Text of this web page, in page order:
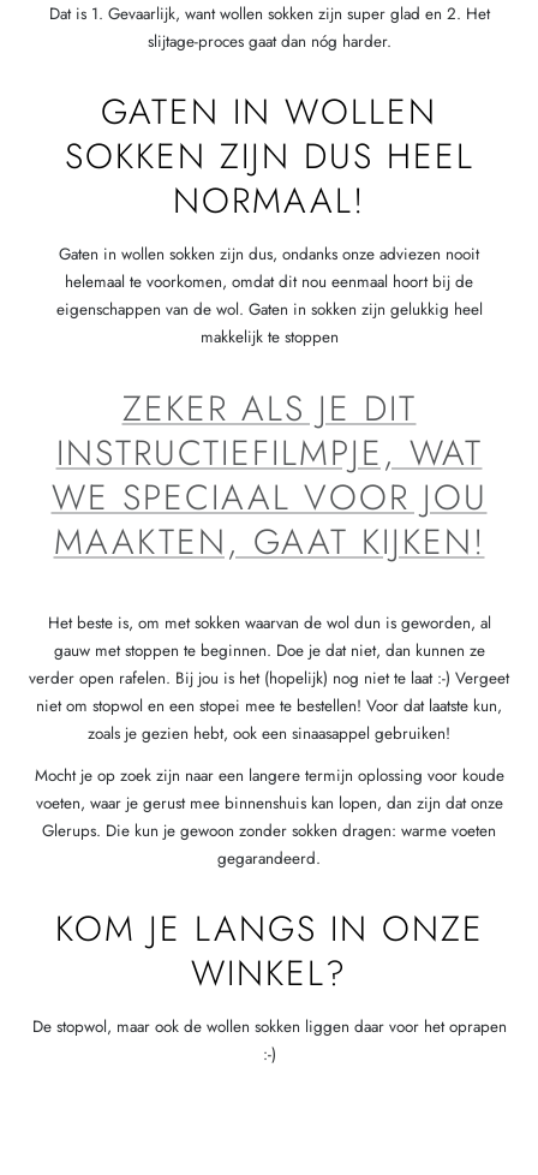
Dat is 1. Gevaarlijk, want wollen sokken zijn super glad en 2. Het
slijtage-proces gaat dan nóg harder.
GATEN IN WOLLEN
SOKKEN ZIJN DUS HEEL
NORMAAL!
Gaten in wollen sokken zijn dus, ondanks onze adviezen nooit
helemaal te voorkomen, omdat dit nou eenmaal hoort bij de
eigenschappen van de wol. Gaten in sokken zijn gelukkig heel
makkelijk te stoppen
ZEKER ALS JE DIT
INSTRUCTIEFILMPJE, WAT
WE SPECIAAL VOOR JOU
MAAKTEN, GAAT KIJKEN!
Het beste is, om met sokken waarvan de wol dun is geworden, al
gauw met stoppen te beginnen. Doe je dat niet, dan kunnen ze
verder open rafelen. Bij jou is het (hopelijk) nog niet te laat :-) Vergeet
niet om stopwol en een stopei mee te bestellen! Voor dat laatste kun,
zoals je gezien hebt, ook een sinaasappel gebruiken!
Mocht je op zoek zijn naar een langere termijn oplossing voor koude
voeten, waar je gerust mee binnenshuis kan lopen, dan zijn dat onze
Glerups. Die kun je gewoon zonder sokken dragen: warme voeten
gegarandeerd.
KOM JE LANGS IN ONZE
WINKEL?
De stopwol, maar ook de wollen sokken liggen daar voor het oprapen
:-)